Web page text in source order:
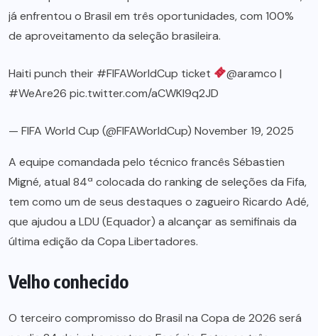
já enfrentou o Brasil em três oportunidades, com 100%
de aproveitamento da seleção brasileira.
Haiti punch their #FIFAWorldCup ticket @aramco |
#WeAre26 pic.twitter.com/aCWKI9q2JD
— FIFA World Cup (@FIFAWorldCup) November 19, 2025
A equipe comandada pelo técnico francês Sébastien
Migné, atual 84ª colocada do ranking de seleções da Fifa,
tem como um de seus destaques o zagueiro Ricardo Adé,
que ajudou a LDU (Equador) a alcançar as semifinais da
última edição da Copa Libertadores.
Velho conhecido
O terceiro compromisso do Brasil na Copa de 2026 será